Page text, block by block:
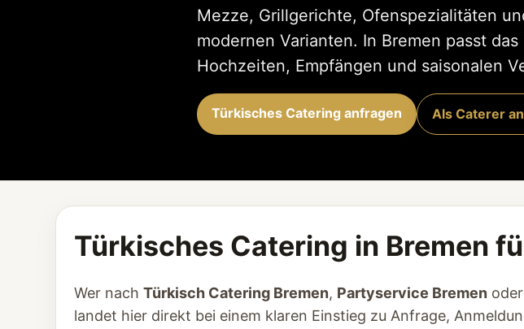
Mezze, Grillgerichte, Ofenspezialitäten
modernen Varianten. In Bremen passt
Hochzeiten, Empfängen und saisonalen
Türkisches Catering anfragen Als Caterer
Türkisches Catering in Bremen
Wer nach Türkisch Catering Bremen, Partyservice Bremen oder
landet hier direkt bei einem klaren Einstieg zu Anfrage,